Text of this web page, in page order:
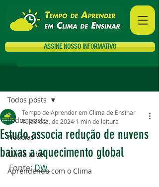
ASSINE NOSSO INFORMATIVO
Todos posts
Notícias
Clima tube
Aprendendo com o Clima
Todos posts
Estudo associa redução de nuvens
baixas a aquecimento global
Tempo de Aprender em Clima de Ensinar
19 de dez. de 2024 1 min de leitura
Fonte: DW